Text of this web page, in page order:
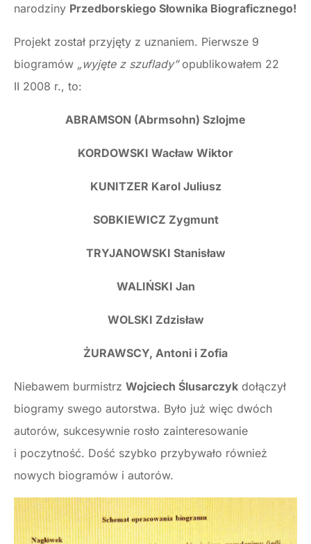
narodziny Przedborskiego Słownika Biograficznego!
Projekt został przyjęty z uznaniem. Pierwsze 9
biogramów „wyjęte z szuflady”opublikowałem 22
II 2008 r., to:
ABRAMSON (Abrmsohn) Szlojme
KORDOWSKI Wacław Wiktor
KUNITZER Karol Juliusz
SOBKIEWICZ Zygmunt
TRYJANOWSKI Stanisław
WALIŃSKI Jan
WOLSKI Zdzisław
ŻURAWSCY, Antoni i Zofia
Niebawem burmistrz Wojciech Ślusarczyk dołączył
biogramy swego autorstwa. Było już więc dwóch
autorów, sukcesywnie rosło zainteresowanie
i poczytność. Dość szybko przybywało również
nowych biogramów i autorów.